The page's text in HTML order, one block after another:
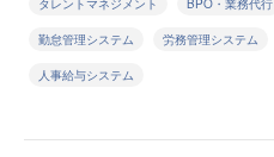
タレントマネジメント BPO・業務代行
勤怠管理システム 労務管理システム
人事給与システム